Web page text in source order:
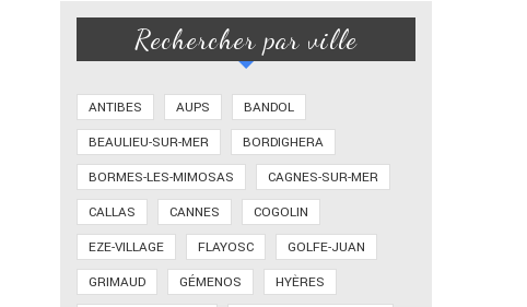
Rechercher par ville
ANTIBES AUPS
BANDOL
BEAULIEU-SUR-MER
BORDIGHERA
BORMES-LES-MIMOSAS
CAGNES-SUR-MER
CALLAS
CANNES
COGOLIN
EZE-VILLAGE
FLAYOSC
GOLFE-JUAN
GRIMAUD
GÉMENOS
HYÈRES